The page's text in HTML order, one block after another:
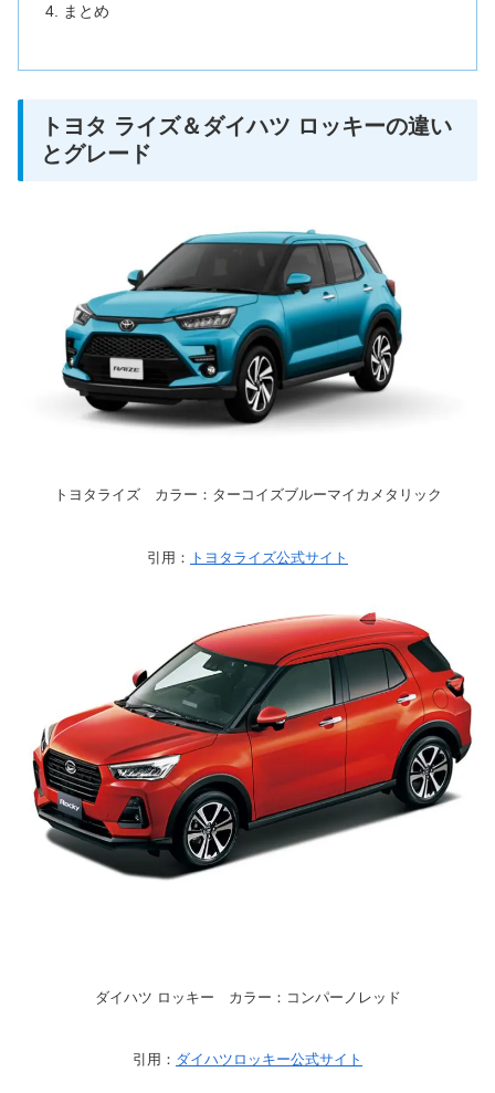
まとめ
トヨタ ライズ＆ダイハツ ロッキーの違い
とグレード
トヨタライズ カラー：ターコイズブルーマイカメタリック
引用： トヨタライズ公式サイト
ダイハツ ロッキー カラー：コンパーノレッド
引用： ダイハツロッキー公式サイト